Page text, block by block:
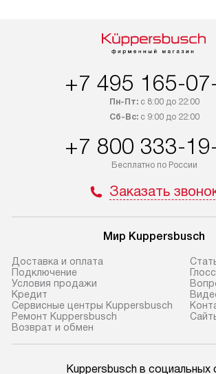
+7 495 165-
Пн-Пт:с 8:00 до 22:00
Сб-Вс:с 9:00 до 22:00
+7 800 333-
Бесплатно по России
Заказать
Мир Kuppersbusch
Доставка и оплата
Подключение
Условия продажи
Кредит
Сервисные центры Kuppersbusch
Ремонт Kuppersbusch
Возврат и обмен
Kuppersbusch в социальных